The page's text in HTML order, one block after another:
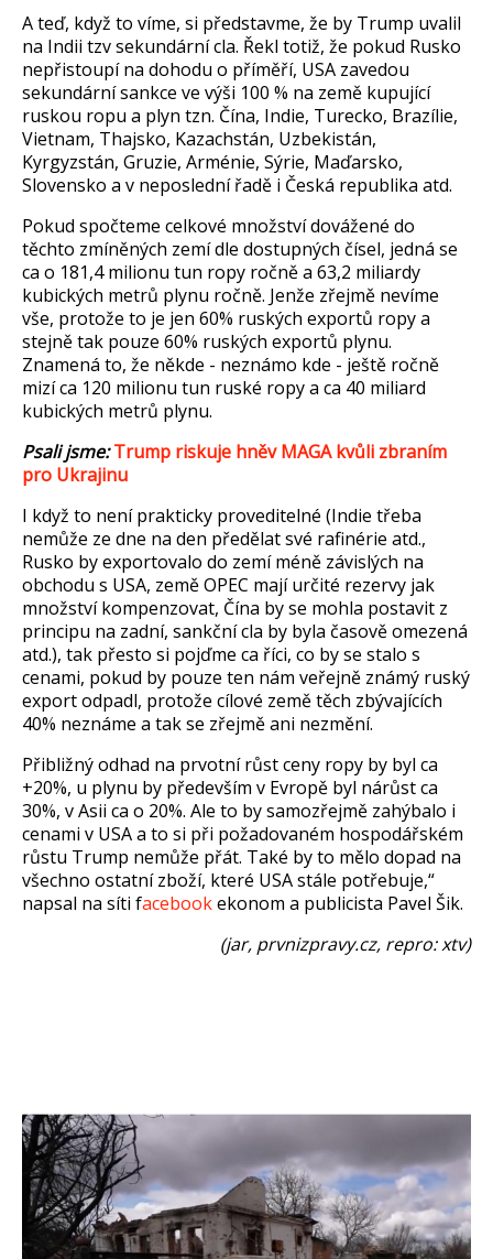
A teď, když to víme, si představme, že by Trump uvalil
na Indii tzv sekundární cla. Řekl totiž, že pokud Rusko
nepřistoupí na dohodu o příměří, USA zavedou
sekundární sankce ve výši 100 % na země kupující
ruskou ropu a plyn tzn. Čína, Indie, Turecko, Brazílie,
Vietnam, Thajsko, Kazachstán, Uzbekistán,
Kyrgyzstán, Gruzie, Arménie, Sýrie, Maďarsko,
Slovensko a v neposlednířadě i Česká republika atd.
Pokud spočteme celkové množství dovážené do
těchto zmíněných zemí dle dostupných čísel, jedná se
ca o 181,4 milionu tun ropy ročně a 63,2 miliardy
kubických metrů plynu ročně. Jenže zřejmě nevíme
vše, protože to je jen 60% ruských exportů ropy a
stejně tak pouze 60% ruských exportů plynu.
Znamená to, že někde - neznámo kde - ještě ročně
mizí ca 120 milionu tun ruské ropy a ca 40 miliard
kubických metrů plynu.
Psali jsme:Trump riskuje hněv MAGA kvůli zbraním
pro Ukrajinu
I když to není prakticky proveditelné (Indie třeba
nemůže ze dne na den předělat své rafinérie atd.,
Rusko by exportovalo do zemí méně závislých na
obchodu s USA, země OPEC mají určité rezervy jak
množství kompenzovat, Čína by se mohla postavit z
principu na zadní, sankční cla by byla časově omezená
atd.), tak přesto si pojďme ca říci, co by se stalo s
cenami, pokud by pouze ten nám veřejně známý ruský
export odpadl, protože cílové země těch zbývajících
40% neznáme a tak se zřejmě ani nezmění.
Přibližný odhad na prvotní růst ceny ropy by byl ca
+20%, u plynu by především v Evropě byl nárůst ca
30%, v Asii ca o 20%. Ale to by samozřejmě zahýbalo i
cenami v USA a to si při požadovaném hospodářském
růstu Trump nemůže přát. Také by to mělo dopad na
všechno ostatní zboží, které USA stále potřebuje,“
napsal na síti facebookekonom a publicista Pavel Šik.
(jar, prvnizpravy.cz, repro: xtv)